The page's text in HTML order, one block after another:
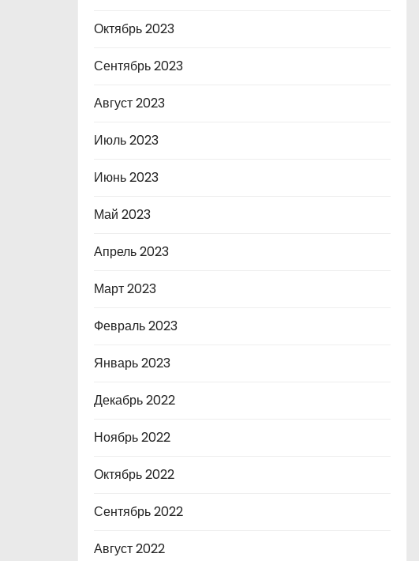
Октябрь 2023
Сентябрь 2023
Август 2023
Июль 2023
Июнь 2023
Май 2023
Апрель 2023
Март 2023
Февраль 2023
Январь 2023
Декабрь 2022
Ноябрь 2022
Октябрь 2022
Сентябрь 2022
Август 2022